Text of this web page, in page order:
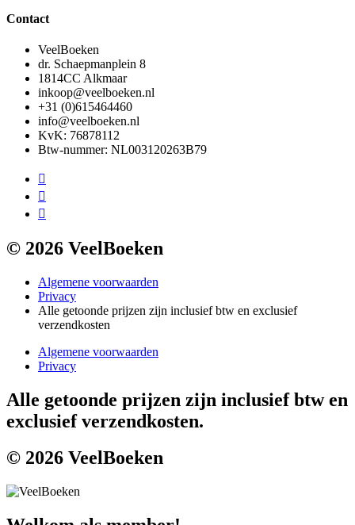
Contact
VeelBoeken
dr. Schaepmanplein 8
1814CC Alkmaar
inkoop@veelboeken.nl
+31 (0)615464460
info@veelboeken.nl
KvK: 76878112
Btw-nummer: NL003120263B79
© 2026 VeelBoeken
Algemene voorwaarden
Privacy
Alle getoonde prijzen zijn inclusief btw en exclusief
verzendkosten
Algemene voorwaarden
Privacy
Alle getoonde prijzen zijn inclusief btw en
exclusief verzendkosten.
© 2026 VeelBoeken